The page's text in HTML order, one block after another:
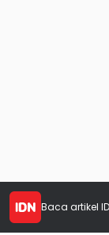
Baca artikel